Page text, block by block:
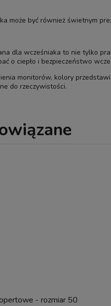
może być również świetnym
dla wcześniaka to nie tylko
o ciepło i bezpieczeństwo
monitorów, kolory
do rzeczywistości.
- rozmiar 50